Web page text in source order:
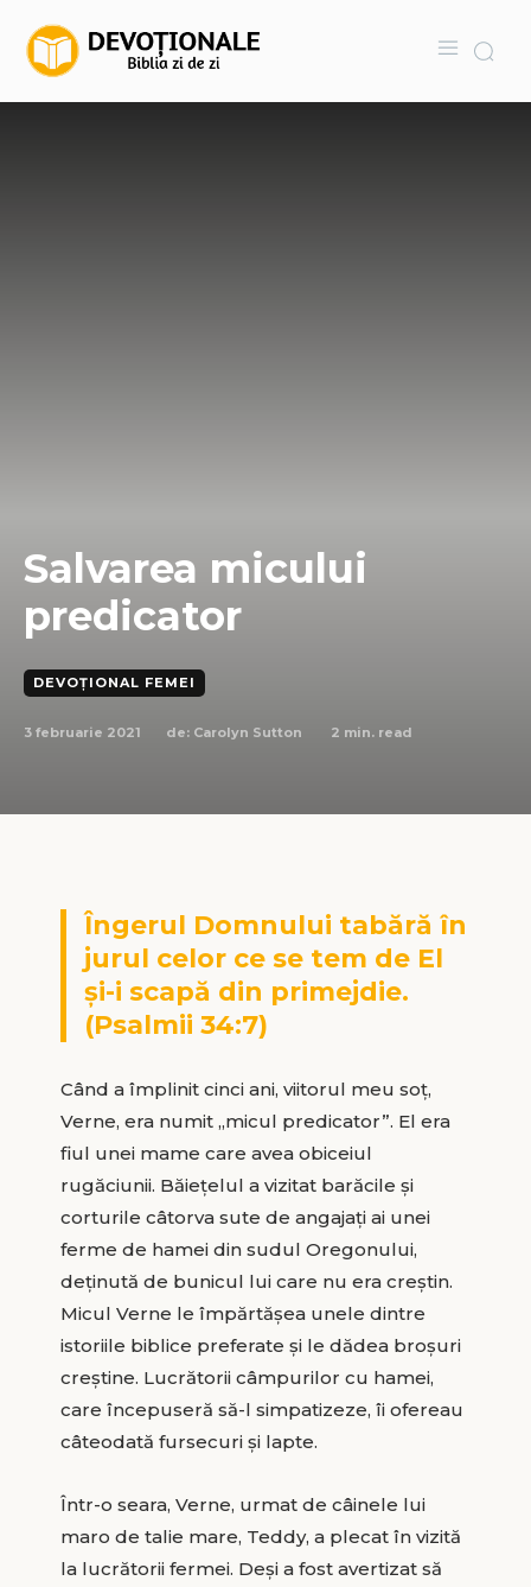
Salvarea micului
predicator
DEVOȚIONAL FEMEI
3 februarie 2021 de: Carolyn Sutton 2 min. read
Îngerul Domnului tabără în
jurul celor ce se tem de El
şi-i scapă din primejdie.
(Psalmii 34:7)
Când a împlinit cinci ani, viitorul meu soț,
Verne, era numit „micul predicator”. El era
fiul unei mame care avea obiceiul
rugăciunii. Băiețelul a vizitat barăcile și
corturile câtorva sute de angajați ai unei
ferme de hamei din sudul Oregonului,
deținută de bunicul lui care nu era creștin.
Micul Verne le împărtășea unele dintre
istoriile biblice preferate și le dădea broșuri
creștine. Lucrătorii câmpurilor cu hamei,
care începuseră să-l simpatizeze, îi ofereau
câteodată fursecuri și lapte.
Într-o seara, Verne, urmat de câinele lui
maro de talie mare, Teddy, a plecat în vizită
la lucrătorii fermei. Deși a fost avertizat să